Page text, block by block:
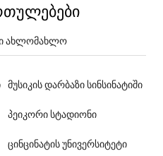
ახლომახლო
მუსიკის დარბაზი სინსინატიში
პეიკორი სტადიონი
ცინცინატის უნივერსიტეტი